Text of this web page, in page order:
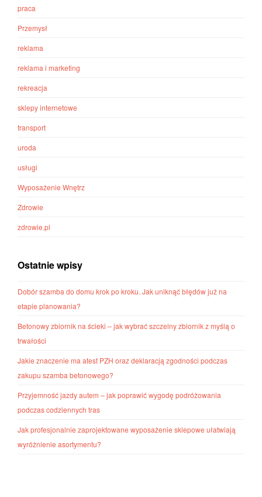
praca
Przemysł
reklama
reklama i marketing
rekreacja
sklepy internetowe
transport
uroda
usługi
Wyposażenie Wnętrz
Zdrowie
zdrowie.pl
Ostatnie wpisy
Dobór szamba do domu krok po kroku. Jak uniknąć błędów już na
etapie planowania?
Betonowy zbiornik na ścieki – jak wybrać szczelny zbiornik z myślą o
trwałości
Jakie znaczenie ma atest PZH oraz deklaracją zgodności podczas
zakupu szamba betonowego?
Przyjemność jazdy autem – jak poprawić wygodę podróżowania
podczas codziennych tras
Jak profesjonalnie zaprojektowane wyposażenie sklepowe ułatwiają
wyróżnienie asortymentu?